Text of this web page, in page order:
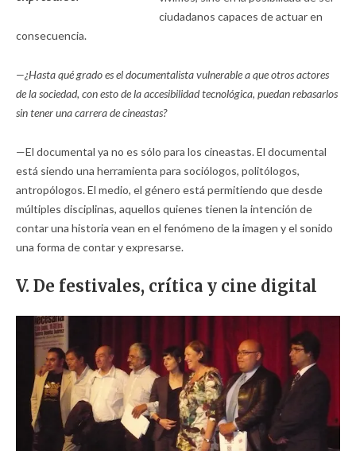
ciudadanos capaces de actuar en
consecuencia.
—¿Hasta qué grado es el documentalista vulnerable a que otros actores
de la sociedad, con esto de la accesibilidad tecnológica, puedan rebasarlos
sin tener una carrera de cineastas?
—El documental ya no es sólo para los cineastas. El documental
está siendo una herramienta para sociólogos, politólogos,
antropólogos. El medio, el género está permitiendo que desde
múltiples disciplinas, aquellos quienes tienen la intención de
contar una historia vean en el fenómeno de la imagen y el sonido
una forma de contar y expresarse.
V. De festivales, crítica y cine digital